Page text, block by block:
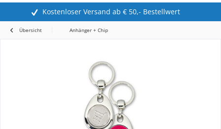
Kostenloser Versand ab € 50,- Bestellwert
Übersicht Anhänger + Chip